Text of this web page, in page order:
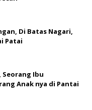
Di Batas Nagari,
Patai
Seorang Ibu
Anak nya di Pantai